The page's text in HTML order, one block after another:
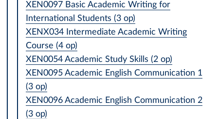
XEN0097 Basic Academic Writing for
International Students (3 op)
XENX034 Intermediate Academic Writing
Course (4 op)
XEN0054 Academic Study Skills (2 op)
XEN0095 Academic English Communication 1
(3 op)
XEN0096 Academic English Communication 2
(3 op)